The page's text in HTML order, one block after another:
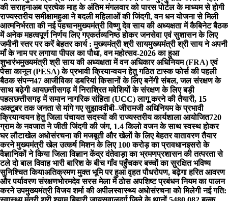
की सराहनाअब प्रत्येक माह के अंतिम मंगलवार को पारस पोर्टल के माध्यम से होगी
राज्यस्तरीय समीक्षामहुआ ने बदली महिलाओं की जिंदगी, वन धन योजना से मिली
आत्मनिर्भरता की नई पहचानमुख्यमंत्री विष्णु देव साय की अध्यक्षता में कैबिनेट बैठक
में अनेक महत्वपूर्ण निर्णय लिए गएकर्तव्यनिष्ठ होकर जनसेवा एवं सुशासन के लिए
जमीनी स्तर पर करें बेहतर कार्य : मुख्यमंत्री श्री सायमुख्यमंत्री श्री साय ने अपनी
माँ के नाम पर लगाया पीपल का पौधा, वन महोत्सव-2026 का हुआ
शुभारंभमुख्यमंत्री श्री साय की अध्यक्षता में वन अधिकार अधिनियम (FRA) एवं
पेसा कानून (PESA) के प्रभावी क्रियान्वयन हेतु गठित टास्क फोर्स की पहली
बैठक संपन्न47 आजीविका डबरियां किसानों के लिए बनेंगी संबल, जल संरक्षण के
साथ बढ़ेगी आयछत्तीसगढ़ में निराश्रित मवेशियों के संरक्षण के लिए बड़ी
पहलछत्तीसगढ़ में समान नागरिक संहिता (UCC) लागू करने की तैयारी, 15
अक्टूबर तक जनता से मांगे गए सुझाववीबी–जीरामजी अधिनियम के प्रभावी
क्रियान्वयन हेतु जिला पंचायत सदस्यों की राज्यस्तरीय कार्यशाला आयोजित720
ग्राम के नवजात ने जीती जिंदगी की जंग, 1.4 किलो वजन के साथ स्वस्थ होकर
घर लौटाखेल अधोसंरचना की मजबूती और खेलों के लिए बेहतर वातावरण तैयार
करने मुख्यमंत्री खेल उत्कर्ष मिशन के लिए 100 करोड़ का प्रावधानइसरो के
वैज्ञानिकों ने किया जिला विज्ञान केंद्र दंतेवाड़ा का भ्रमणप्रशासन की तत्परता से
टले दो बाल विवाह भारी बारिश के बीच गाँव पहुँचकर बच्चों का सुरक्षित भविष्य
सुनिश्चित कियाअतिक्रमण मुक्त भूमि पर हुआ वृहत पौधरोपण, बढ़ेगा हरित आवरण
और पर्यावरण संरक्षणभोरमदेव सरस मेला में ठोस अपशिष्ट प्रबंधन नियम का पालन
करने उपमुख्यमंत्री विजय शर्मा की अपीलस्वास्थ्य अधोसंरचना को मिलेगी नई गति: